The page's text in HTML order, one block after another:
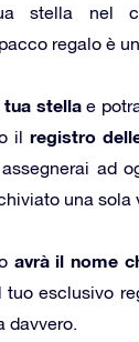
stella nel
regalo è
stellae
il registro
ad
una sola
avrà il nome
esclusivo
davvero.